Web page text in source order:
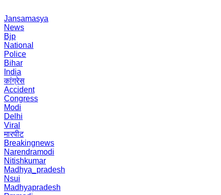
Jansamasya
News
Bjp
National
Police
Bihar
India
कांग्रेस
Accident
Congress
Modi
Delhi
Viral
मारपीट
Breakingnews
Narendramodi
Nitishkumar
Madhya_pradesh
Nsui
Madhyapradesh